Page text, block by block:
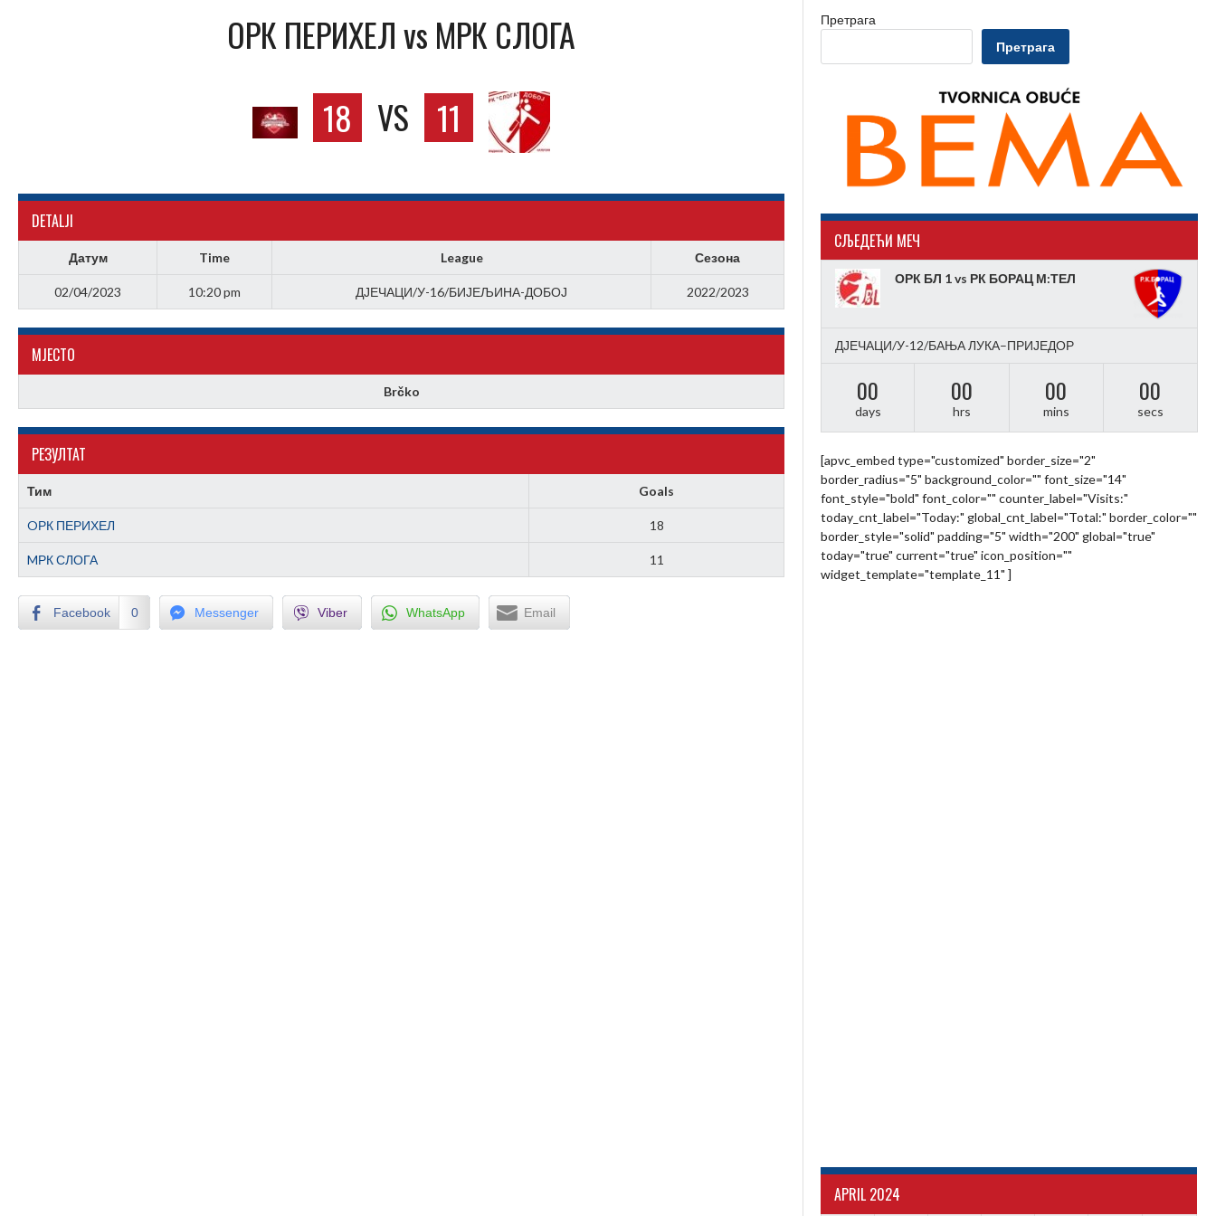
OРК ПЕРИХЕЛ vs MРК СЛОГА
18 VS 11
DETALJI
Датум Time League Сезона
02/04/2023 10:20 pm ДЈЕЧАЦИ/У-16/БИЈЕЉИНА-ДОБОЈ 2022/2023
МJЕСТО
Brčko
РЕЗУЛТАТ
Тим Goals
OРК ПЕРИХЕЛ 18
MРК СЛОГА 11
Facebook 0 Messenger Viber WhatsApp Email
Претрага
Претрага
CЉЕДЕЋИ МЕЧ
ОРК БЛ 1 vs РК БОРАЦ М:ТЕЛ
ДЈЕЧАЦИ/У-12/БАЊА ЛУКА–ПРИЈЕДОР
00
days
00
hrs
00
mins
00
secs
[apvc_embed type="customized" border_size="2"
border_radius="5" background_color="" font_size="14"
font_style="bold" font_color="" counter_label="Visits:"
today_cnt_label="Today:" global_cnt_label="Total:" border_color=""
border_style="solid" padding="5" width="200" global="true"
today="true" current="true" icon_position=""
widget_template="template_11" ]
APRIL 2024